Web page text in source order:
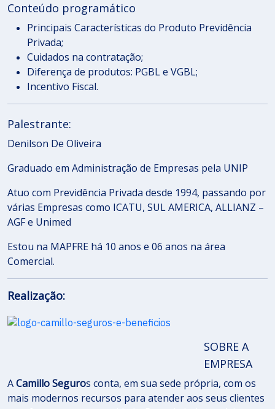
Conteúdo programático
Principais Características do Produto Previdência
Privada;
Cuidados na contratação;
Diferença de produtos: PGBL e VGBL;
Incentivo Fiscal.
Palestrante:
Denilson De Oliveira
Graduado em Administração de Empresas pela UNIP
Atuo com Previdência Privada desde 1994, passando por
várias Empresas como ICATU, SUL AMERICA, ALLIANZ –
AGF e Unimed
Estou na MAPFRE há 10 anos e 06 anos na área
Comercial.
Realização:
SOBRE A
EMPRESA
ACamillo Seguros conta, em sua sede própria, com os
mais modernos recursos para atender aos seus clientes